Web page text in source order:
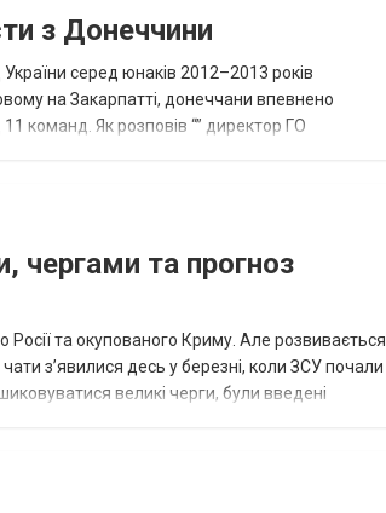
з Донеччини
серед юнаків 2012–2013 років
на Закарпатті, донеччани впевнено
команд. Як розповів “” директор ГО
чергами та прогноз
та окупованого Криму. Але розвивається
з’явилися десь у березні, коли ЗСУ почали
великі черги, були введені